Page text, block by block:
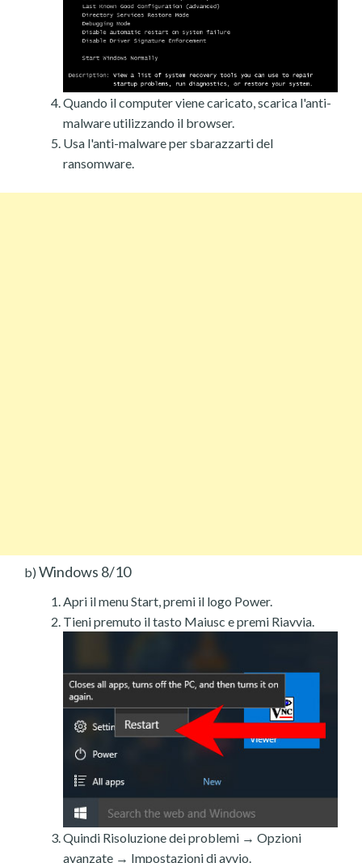
Quando il computer viene caricato, scarica l'anti-
malware utilizzando il browser.
Usa l'anti-malware per sbarazzarti del
ransomware.
b) Windows 8/10
Apri il menu Start, premi il logo Power.
Tieni premuto il tasto Maiusc e premi Riavvia.
Quindi Risoluzione dei problemi → Opzioni
avanzate → Impostazioni di avvio.